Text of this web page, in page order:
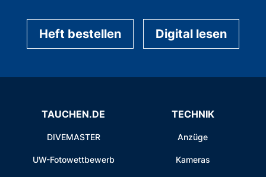
Heft bestellen Digital lesen
TAUCHEN.DE
DIVEMASTER
UW-Fotowettbewerb
TECHNIK
Anzüge
Kameras